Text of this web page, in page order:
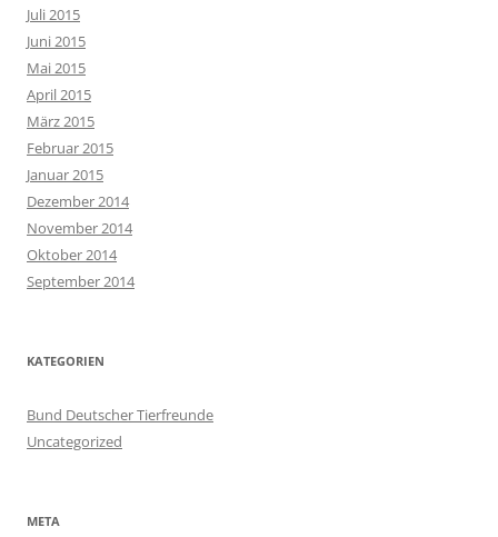
Juli 2015
Juni 2015
Mai 2015
April 2015
März 2015
Februar 2015
Januar 2015
Dezember 2014
November 2014
Oktober 2014
September 2014
KATEGORIEN
Bund Deutscher Tierfreunde
Uncategorized
META